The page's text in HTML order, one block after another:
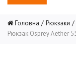
Головна Рюкзаки
Рюкзак Osprey Aether